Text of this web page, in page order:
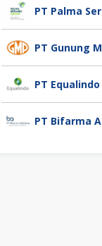
PT Palma
PT Gunung